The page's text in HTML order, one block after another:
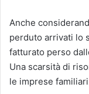
Anche
perduto arrivati lo
fatturato perso
Una scarsità di
le imprese